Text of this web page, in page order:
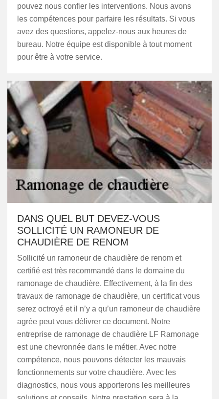
pouvez nous confier les interventions. Nous avons
les compétences pour parfaire les résultats. Si vous
avez des questions, appelez-nous aux heures de
bureau. Notre équipe est disponible à tout moment
pour être à votre service.
DANS QUEL BUT DEVEZ-VOUS
SOLLICITÉ UN RAMONEUR DE
CHAUDIÈRE DE RENOM
Sollicité un ramoneur de chaudière de renom et
certifié est très recommandé dans le domaine du
ramonage de chaudière. Effectivement, à la fin des
travaux de ramonage de chaudière, un certificat vous
serez octroyé et il n’y a qu’un ramoneur de chaudière
agrée peut vous délivrer ce document. Notre
entreprise de ramonage de chaudière LF Ramonage
est une chevronnée dans le métier. Avec notre
compétence, nous pouvons détecter les mauvais
fonctionnements sur votre chaudière. Avec les
diagnostics, nous vous apporterons les meilleures